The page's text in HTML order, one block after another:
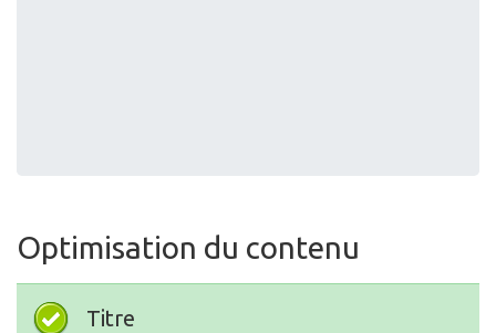
Optimisation du contenu
Titre